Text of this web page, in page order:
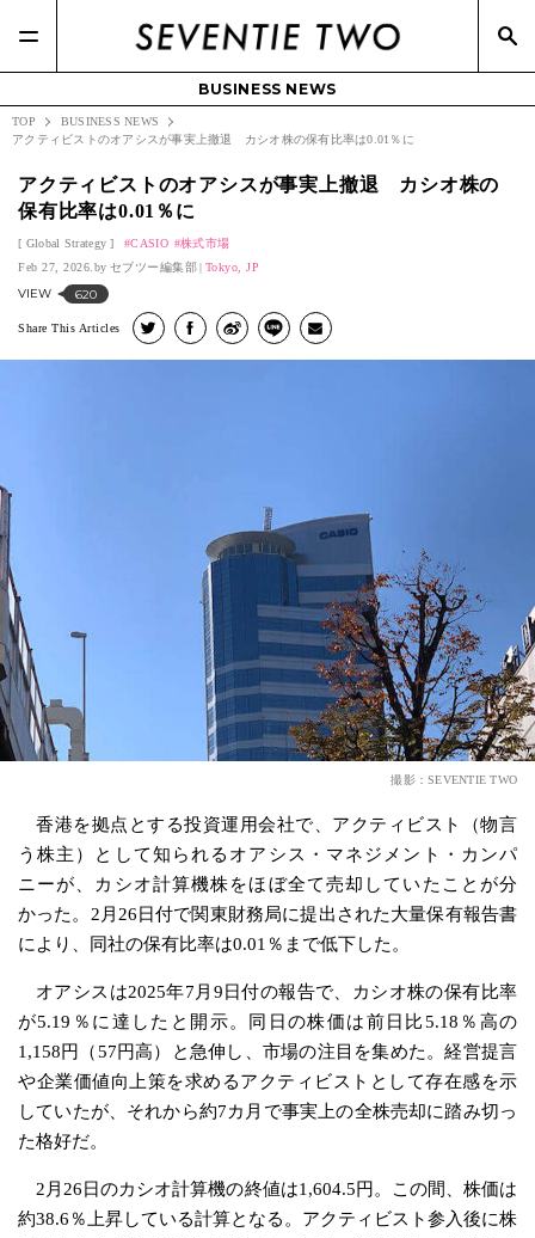
BUSINESS NEWS
TOP
BUSINESS NEWS
アクティビストのオアシスが事実上撤退 カシオ株の保有比率は0.01％に
アクティビストのオアシスが事実上撤退 カシオ株の
保有比率は0.01％に
Global Strategy CASIO
株式市場
Feb 27, 2026.
セブツー編集部 Tokyo, JP
VIEW 620
Share This Articles
撮影：SEVENTIE TWO
香港を拠点とする投資運用会社で、アクティビスト（物言
う株主）として知られるオアシス・マネジメント・カンパ
ニーが、カシオ計算機株をほぼ全て売却していたことが分
かった。2月26日付で関東財務局に提出された大量保有報告書
により、同社の保有比率は0.01％まで低下した。
オアシスは2025年7月9日付の報告で、カシオ株の保有比率
が5.19％に達したと開示。同日の株価は前日比5.18％高の
1,158円（57円高）と急伸し、市場の注目を集めた。経営提言
や企業価値向上策を求めるアクティビストとして存在感を示
していたが、それから約7カ月で事実上の全株売却に踏み切っ
た格好だ。
2月26日のカシオ計算機の終値は1,604.5円。この間、株価は
約38.6％上昇している計算となる。アクティビスト参入後に株